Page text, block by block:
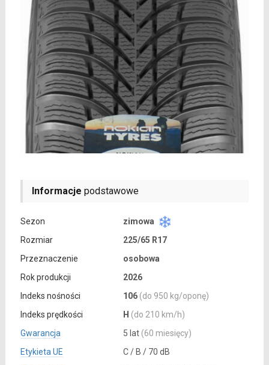
Informacje podstawowe
Sezon
zimowa
Rozmiar
225/65 R17
Przeznaczenie
osobowa
Rok produkcji
2026
Indeks nośności
106 (do 950 kg/oponę)
Indeks prędkości
H (do 210 km/h)
Gwarancja
5 lat (60 miesięcy)
Etykieta UE
C / B / 70 dB